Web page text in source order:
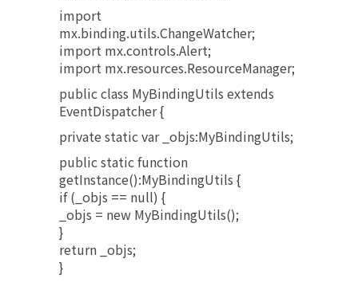
import
mx.binding.utils.ChangeWatcher;
import mx.controls.Alert;
import mx.resources.ResourceManager;
public class MyBindingUtils extends
EventDispatcher {
private static var _objs:MyBindingUtils;
public static function
getInstance():MyBindingUtils {
if (_objs == null) {
_objs = new MyBindingUtils();
}
return _objs;
}